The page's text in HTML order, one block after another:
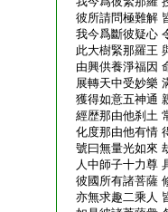
彼所請問極難解
我今爲斷彼疑心
此大樹緊那羅王
由興供養淨福因
展轉天中受妙樂
獲得如意五神通
經歴那由他刹土
化度那由他有情
號曰無量光如來
人中師子十力尊
彼國所有諸菩薩
亦無求趣二乘人